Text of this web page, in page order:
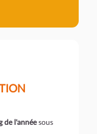
de l'annéesous